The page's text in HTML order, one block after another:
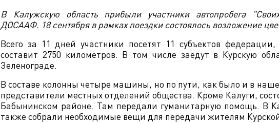
В Калужскую область прибыли участники автопробега
ДОСААФ. 18 сентября в рамках поездки состоялось возложение
Всего за 11 дней участники посетят 11 субъектов
составит 2750 километров. В том числе заедут в Курскую
Зеленограде.
В составе колонны четыре машины, но по пути, как было и в
представители местных отделений общества. Кроме Калуги,
Бабынинском районе. Там передали гуманитарную помощь. В
также собрали необходимые вещи для передачи жителям